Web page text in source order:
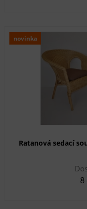
novinka
Ratanová sedací
8